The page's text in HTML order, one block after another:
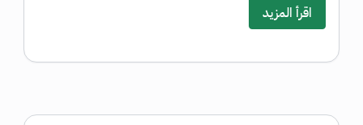
اقرأ المزيد